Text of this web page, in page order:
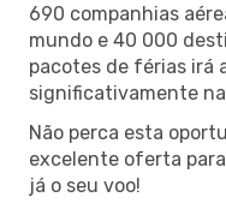
690 companhias
mundo e 40 000
pacotes de férias irá
significativamente
Não perca esta
excelente oferta
já o seu voo!